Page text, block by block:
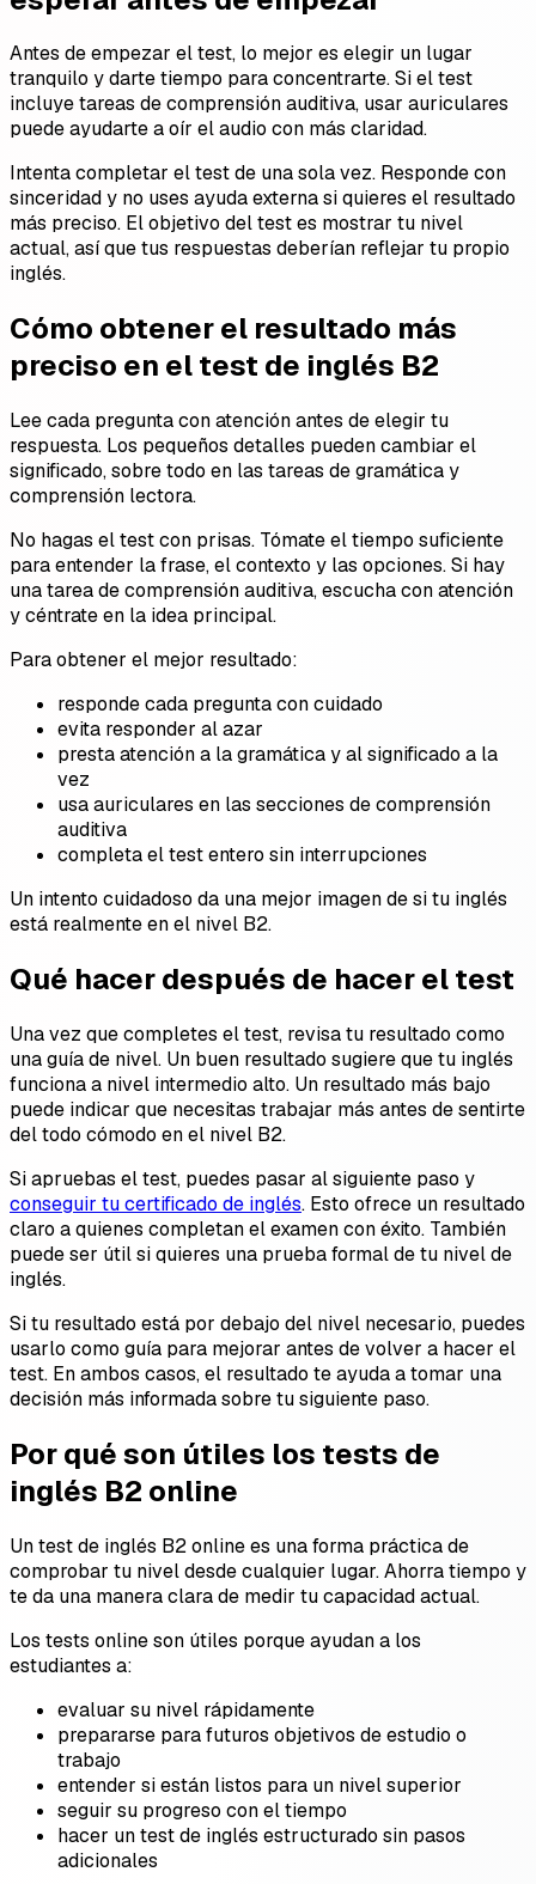
Antes de empezar el test, lo mejor es elegir un lugar
tranquilo y darte tiempo para concentrarte. Si el test
incluye tareas de comprensión auditiva, usar auriculares
puede ayudarte a oír el audio con más claridad.
Intenta completar el test de una sola vez. Responde con
sinceridad y no uses ayuda externa si quieres el resultado
más preciso. El objetivo del test es mostrar tu nivel
actual, así que tus respuestas deberían reflejar tu propio
inglés.
Cómo obtener el resultado más
preciso en el test de inglés B2
Lee cada pregunta con atención antes de elegir tu
respuesta. Los pequeños detalles pueden cambiar el
significado, sobre todo en las tareas de gramática y
comprensión lectora.
No hagas el test con prisas. Tómate el tiempo suficiente
para entender la frase, el contexto y las opciones. Si hay
una tarea de comprensión auditiva, escucha con atención
y céntrate en la idea principal.
Para obtener el mejor resultado:
responde cada pregunta con cuidado
evita responder al azar
presta atención a la gramática y al significado a la
vez
usa auriculares en las secciones de comprensión
auditiva
completa el test entero sin interrupciones
Un intento cuidadoso da una mejor imagen de si tu inglés
está realmente en el nivel B2.
Qué hacer después de hacer el test
Una vez que completes el test, revisa tu resultado como
una guía de nivel. Un buen resultado sugiere que tu inglés
funciona a nivel intermedio alto. Un resultado más bajo
puede indicar que necesitas trabajar más antes de sentirte
del todo cómodo en el nivel B2.
Si apruebas el test, puedes pasar al siguiente paso y
conseguir tu certificado de inglés. Esto ofrece un resultado
claro a quienes completan el examen con éxito. También
puede ser útil si quieres una prueba formal de tu nivel de
inglés.
Si tu resultado está por debajo del nivel necesario, puedes
usarlo como guía para mejorar antes de volver a hacer el
test. En ambos casos, el resultado te ayuda a tomar una
decisión más informada sobre tu siguiente paso.
Por qué son útiles los tests de
inglés B2 online
Un test de inglés B2 online es una forma práctica de
comprobar tu nivel desde cualquier lugar. Ahorra tiempo y
te da una manera clara de medir tu capacidad actual.
Los tests online son útiles porque ayudan a los
estudiantes a:
evaluar su nivel rápidamente
prepararse para futuros objetivos de estudio o
trabajo
entender si están listos para un nivel superior
seguir su progreso con el tiempo
hacer un test de inglés estructurado sin pasos
adicionales